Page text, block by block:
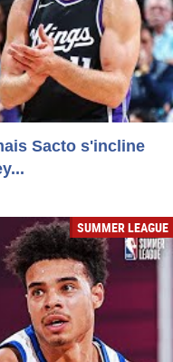
Sacto s'incline
SUMMER LEAGUE